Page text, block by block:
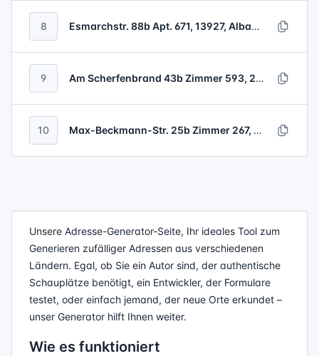
8 Esmarchstr. 88b Apt. 671, 13927, Albanien
9 Am Scherfenbrand 43b Zimmer 593, 25917, Bolivien
10 Max-Beckmann-Str. 25b Zimmer 267, 79428, Libanon
Unsere Adresse-Generator-Seite, Ihr ideales Tool zum
Generieren zufälliger Adressen aus verschiedenen
Ländern. Egal, ob Sie ein Autor sind, der authentische
Schauplätze benötigt, ein Entwickler, der Formulare
testet, oder einfach jemand, der neue Orte erkundet –
unser Generator hilft Ihnen weiter.
Wie es funktioniert